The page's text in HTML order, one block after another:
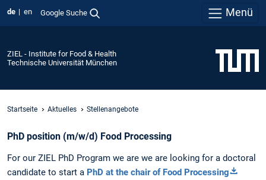
de en Google Suche Menü
ZIEL - Institute for Food & Health
Technische Universität München
Startseite Aktuelles Stellenangebote
PhD position (m/w/d) Food Processing
For our ZIEL PhD Program we are we are looking for a doctoral
candidate to start a PhD at the chair of Food Processing